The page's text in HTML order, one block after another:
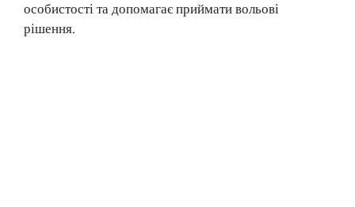
особистості та допомагає приймати вольові
рішення.